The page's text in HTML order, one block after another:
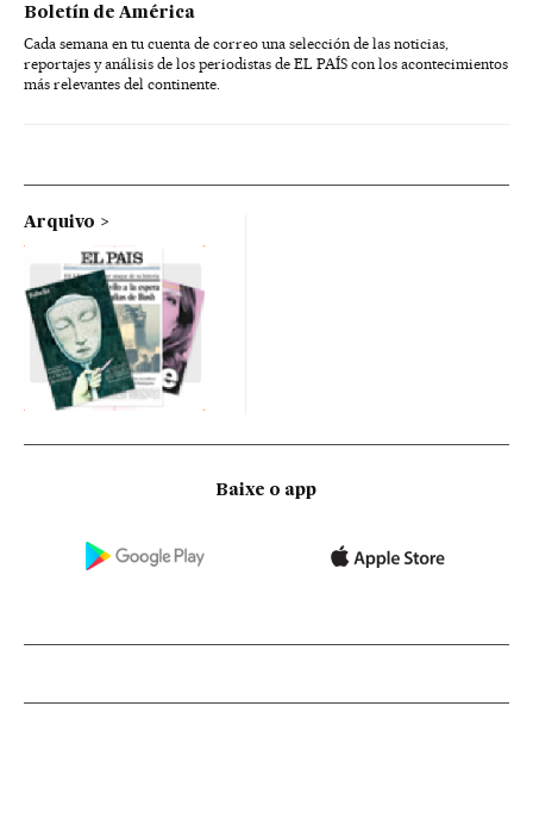
Boletín de América
Cada semana en tu cuenta de correo una selección de las noticias,
reportajes y análisis de los periodistas de EL PAÍS con los acontecimientos
más relevantes del continente.
Arquivo
Baixe o app